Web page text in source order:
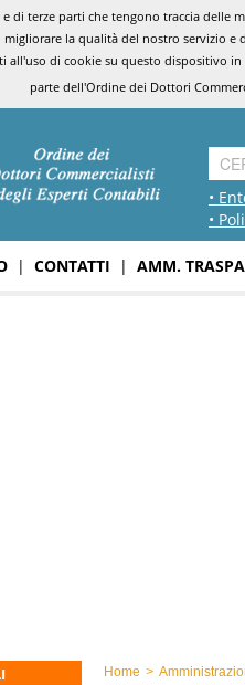
di terze parti che tengono traccia
migliorare la qualità del nostro servizio e
all'uso di cookie su questo dispositivo
parte dell'Ordine dei Dottori
•
•
| CONTATTI | AMM.
Home >